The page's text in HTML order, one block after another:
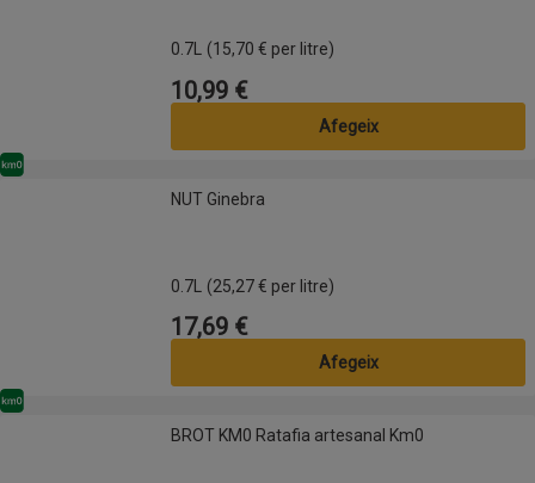
0.7L (15,70 € per litre)
Preu
10,99 €
Afegeix
Km0
NUT Ginebra
0.7L (25,27 € per litre)
Preu
17,69 €
Afegeix
BROT KM0 Ratafia artesanal Km0
Km0
BROT KM0 Ratafia artesanal Km0